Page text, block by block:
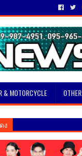
& MOTORCYCLE OTHER
ง